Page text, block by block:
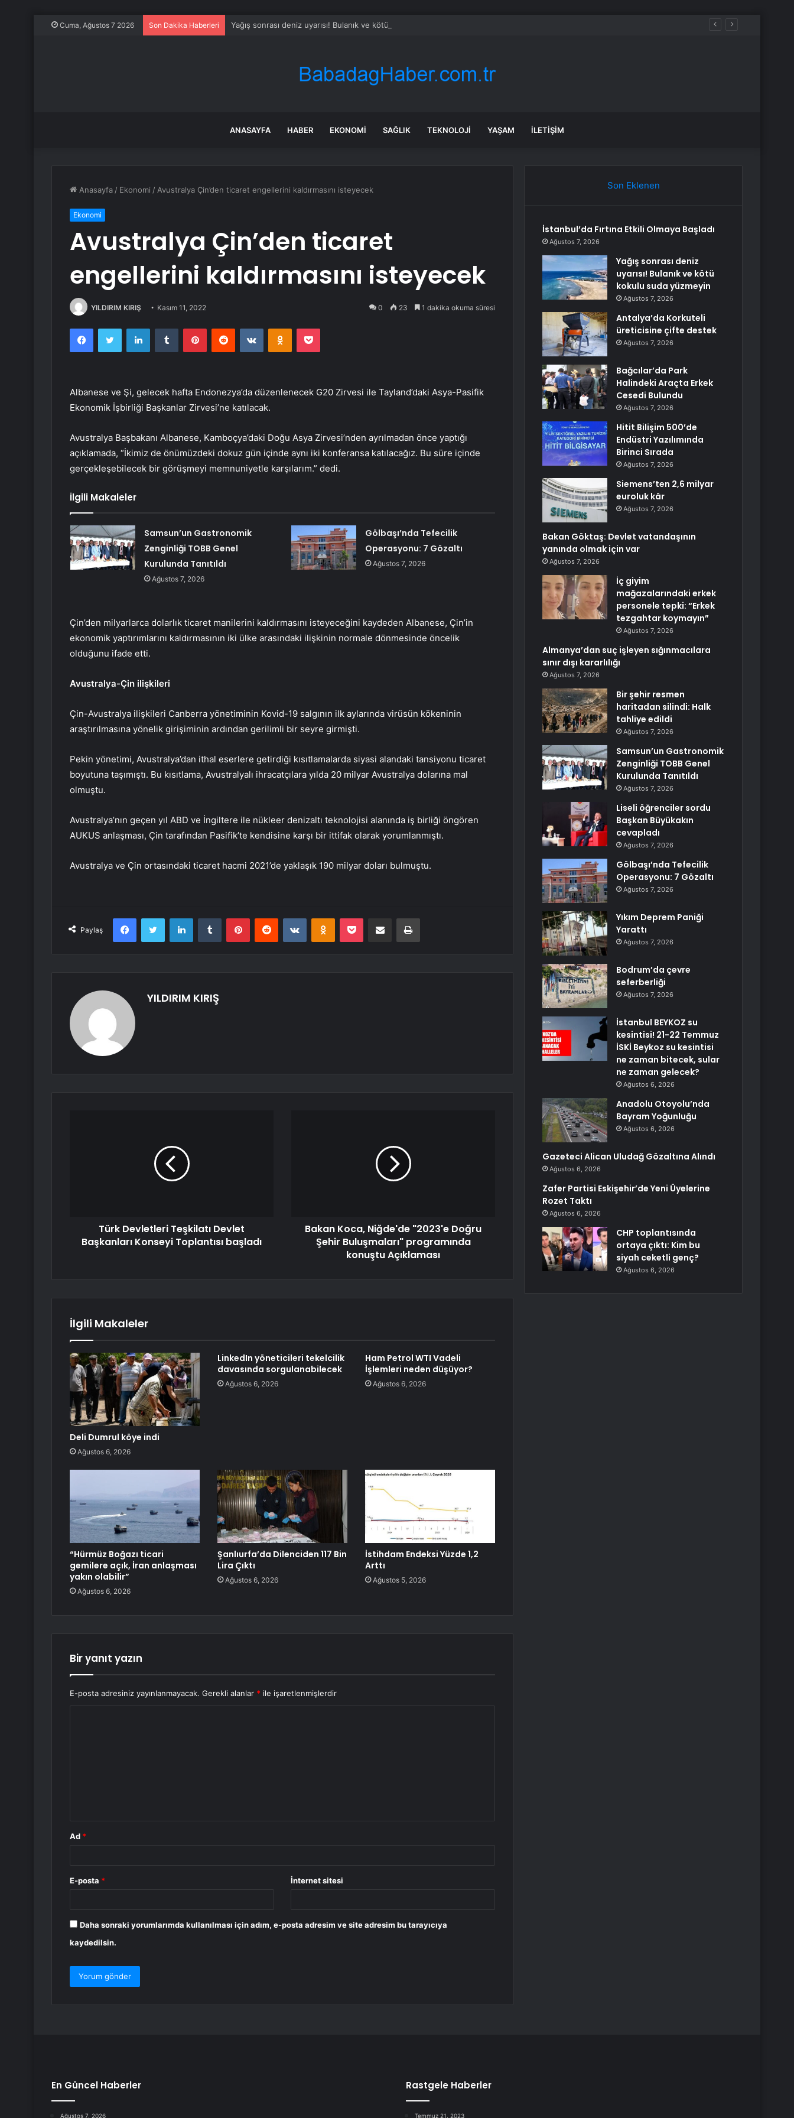
Cuma, Ağustos 7 2026 Son Dakika Haberleri Yağış sonrası deniz uyarısı! Bulanık ve kötü kokulu suda yüzmeyin
ANASAYFA HABER EKONOMI SAĞLIK TEKNOLOJI YAŞAM İLETIŞIM
Anasayfa / Ekonomi / Avustralya Çin’den ticaret engellerini kaldırmasını isteyecek
Ekonomi
Avustralya Çin’den ticaret
engellerini kaldırmasını isteyecek
YILDIRIM KIRIŞ Kasım 11, 2022 0 23 1 dakika okuma süresi
FacebookTwitter LinkedInTumblr PinterestReddit VKontakteOdnoklassniki
Pocket
Albanese ve Şi, gelecek hafta Endonezya’da düzenlenecek G20 Zirvesi ile Tayland’daki Asya-Pasifik
Ekonomik İşbirliği Başkanlar Zirvesi’ne katılacak.
Avustralya Başbakanı Albanese, Kamboçya’daki Doğu Asya Zirvesi’nden ayrılmadan önce yaptığı
açıklamada, “İkimiz de önümüzdeki dokuz gün içinde aynı iki konferansa katılacağız. Bu süre içinde
gerçekleşebilecek bir görüşmeyi memnuniyetle karşılarım.” dedi.
İlgili Makaleler
Samsun’un Gastronomik
Zenginliği TOBB Genel
Kurulunda Tanıtıldı
Ağustos 7, 2026
Gölbaşı’nda Tefecilik
Operasyonu: 7 Gözaltı
Ağustos 7, 2026
Çin’den milyarlarca dolarlık ticaret manilerini kaldırmasını isteyeceğini kaydeden Albanese, Çin’in
ekonomik yaptırımlarını kaldırmasının iki ülke arasındaki ilişkinin normale dönmesinde öncelik
olduğunu ifade etti.
Avustralya-Çin ilişkileri
Çin-Avustralya ilişkileri Canberra yönetiminin Kovid-19 salgının ilk aylarında virüsün kökeninin
araştırılmasına yönelik girişiminin ardından gerilimli bir seyre girmişti.
Pekin yönetimi, Avustralya’dan ithal eserlere getirdiği kısıtlamalarda siyasi alandaki tansiyonu ticaret
boyutuna taşımıştı. Bu kısıtlama, Avustralyalı ihracatçılara yılda 20 milyar Avustralya dolarına mal
olmuştu.
Avustralya’nın geçen yıl ABD ve İngiltere ile nükleer denizaltı teknolojisi alanında iş birliği öngören
AUKUS anlaşması, Çin tarafından Pasifik’te kendisine karşı bir ittifak olarak yorumlanmıştı.
Avustralya ve Çin ortasındaki ticaret hacmi 2021’de yaklaşık 190 milyar doları bulmuştu.
Paylaş
FacebookTwitter LinkedInTumblr PinterestReddit VKontakteOdnoklassniki
Pocket E-Posta ile paylaş Yazdır
YILDIRIM KIRIŞ
Türk Devletleri Teşkilatı Devlet
Başkanları Konseyi Toplantısı başladı
Bakan Koca, Niğde'de "2023'e Doğru
Şehir Buluşmaları" programında
konuştu Açıklaması
İlgili Makaleler
Deli Dumrul köye indi
Ağustos 6, 2026
LinkedIn yöneticileri tekelcilik
davasında sorgulanabilecek
Ağustos 6, 2026
Ham Petrol WTI Vadeli
İşlemleri neden düşüyor?
Ağustos 6, 2026
“Hürmüz Boğazı ticari
gemilere açık, İran anlaşması
yakın olabilir”
Ağustos 6, 2026
Şanlıurfa’da Dilenciden 117 Bin
Lira Çıktı
Ağustos 6, 2026
İstihdam Endeksi Yüzde 1,2
Arttı
Ağustos 5, 2026
Bir yanıt yazın
E-posta adresiniz yayınlanmayacak. Gerekli alanlar * ile işaretlenmişlerdir
Ad *
E-posta * İnternet sitesi
Daha sonraki yorumlarımda kullanılması için adım, e-posta adresim ve site adresim bu tarayıcıya
kaydedilsin.
Son Eklenen
İstanbul’da Fırtına Etkili Olmaya Başladı
Ağustos 7, 2026
Yağış sonrası deniz
uyarısı! Bulanık ve kötü
kokulu suda yüzmeyin
Ağustos 7, 2026
Antalya’da Korkuteli
üreticisine çifte destek
Ağustos 7, 2026
Bağcılar’da Park
Halindeki Araçta Erkek
Cesedi Bulundu
Ağustos 7, 2026
Hitit Bilişim 500’de
Endüstri Yazılımında
Birinci Sırada
Ağustos 7, 2026
Siemens’ten 2,6 milyar
euroluk kâr
Ağustos 7, 2026
Bakan Göktaş: Devlet vatandaşının
yanında olmak için var
Ağustos 7, 2026
İç giyim
mağazalarındaki erkek
personele tepki: “Erkek
tezgahtar koymayın”
Ağustos 7, 2026
Almanya’dan suç işleyen sığınmacılara
sınır dışı kararlılığı
Ağustos 7, 2026
Bir şehir resmen
haritadan silindi: Halk
tahliye edildi
Ağustos 7, 2026
Samsun’un Gastronomik
Zenginliği TOBB Genel
Kurulunda Tanıtıldı
Ağustos 7, 2026
Liseli öğrenciler sordu
Başkan Büyükakın
cevapladı
Ağustos 7, 2026
Gölbaşı’nda Tefecilik
Operasyonu: 7 Gözaltı
Ağustos 7, 2026
Yıkım Deprem Paniği
Yarattı
Ağustos 7, 2026
Bodrum’da çevre
seferberliği
Ağustos 7, 2026
İstanbul BEYKOZ su
kesintisi! 21-22 Temmuz
İSKİ Beykoz su kesintisi
ne zaman bitecek, sular
ne zaman gelecek?
Ağustos 6, 2026
Anadolu Otoyolu’nda
Bayram Yoğunluğu
Ağustos 6, 2026
Gazeteci Alican Uludağ Gözaltına Alındı
Ağustos 6, 2026
Zafer Partisi Eskişehir’de Yeni Üyelerine
Rozet Taktı
Ağustos 6, 2026
CHP toplantısında
ortaya çıktı: Kim bu
siyah ceketli genç?
Ağustos 6, 2026
En Güncel Haberler
Ağustos 7, 2026
Rastgele Haberler
Temmuz 21, 2023